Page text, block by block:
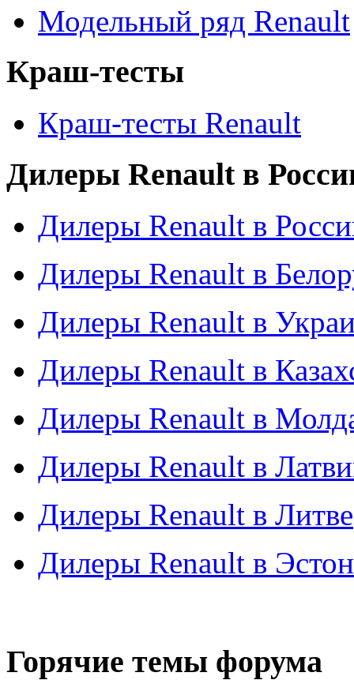
Модельный ряд Renault
Краш-тесты
Краш-тесты Renault
Дилеры Renault в
Дилеры Renault в
Дилеры Renault в
Дилеры Renault в
Дилеры Renault в
Дилеры Renault в
Дилеры Renault в
Дилеры Renault в Литве
Дилеры Renault в
Горячие темы форума